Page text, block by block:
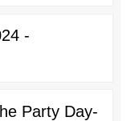
-
Party Day-